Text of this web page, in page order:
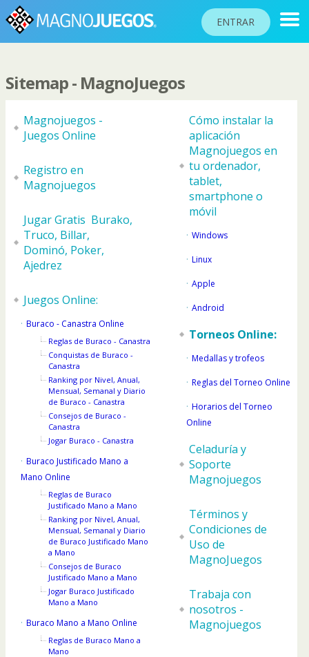
ENTRAR
RANKINGS
TORNEOS
COMUNIDAD
AYUDA
PASAPORTE
JUGAR
Sitemap - MagnoJuegos
Magnojuegos -
Juegos Online
Registro en
Magnojuegos
Jugar Gratis Burako,
Truco, Billar,
Dominó, Poker,
Ajedrez
Juegos Online:
Buraco - Canastra Online
Reglas de Buraco - Canastra
Conquistas de Buraco -
Canastra
Ranking por Nivel, Anual,
Mensual, Semanal y Diario
de Buraco - Canastra
Consejos de Buraco -
Canastra
Jogar Buraco - Canastra
Buraco Justificado Mano a
Mano Online
Reglas de Buraco
Justificado Mano a Mano
Ranking por Nivel, Anual,
Mensual, Semanal y Diario
de Buraco Justificado Mano
a Mano
Consejos de Buraco
Justificado Mano a Mano
Jogar Buraco Justificado
Mano a Mano
Buraco Mano a Mano Online
Reglas de Buraco Mano a
Mano
Cómo instalar la
aplicación
Magnojuegos en
tu ordenador,
tablet,
smartphone o
móvil
Windows
Linux
Apple
Android
Torneos Online:
Medallas y trofeos
Reglas del Torneo Online
Horarios del Torneo
Online
Celaduría y
Soporte
Magnojuegos
Términos y
Condiciones de
Uso de
MagnoJuegos
Trabaja con
nosotros -
Magnojuegos